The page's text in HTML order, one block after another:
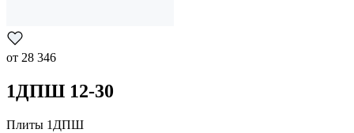
от 28 346
1ДПШ 12-30
Плиты 1ДПШ